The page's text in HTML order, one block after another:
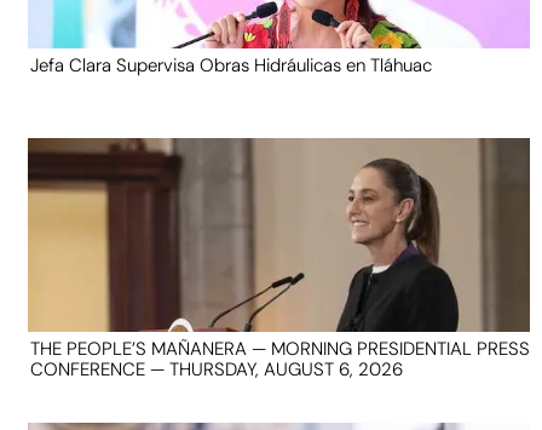
Jefa Clara Supervisa Obras Hidráulicas en Tláhuac
THE PEOPLE’S MAÑANERA — MORNING PRESIDENTIAL PRESS
CONFERENCE — THURSDAY, AUGUST 6, 2026